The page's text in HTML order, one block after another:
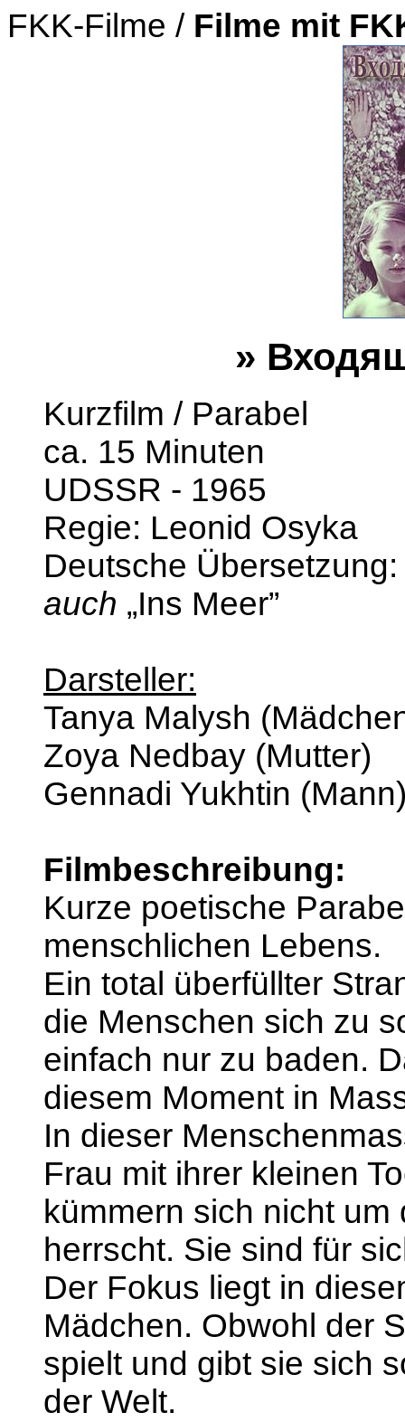
FKK-Filme / Filme mit
»
Kurzfilm / Parabel
ca. 15 Minuten
UDSSR - 1965
Regie: Leonid Osyka
Deutsche
auch „Ins Meer”
Darsteller:
Tanya Malysh
Zoya Nedbay (Mutter)
Gennadi Yukhtin
Filmbeschreibung:
Kurze poetische
menschlichen Lebens.
Ein total überfüllter
die Menschen sich zu
einfach nur zu baden.
diesem Moment in
In dieser
Frau mit ihrer kleinen
kümmern sich nicht
herrscht. Sie sind für
Der Fokus liegt in
Mädchen. Obwohl der
spielt und gibt sie sich
der Welt.